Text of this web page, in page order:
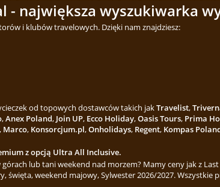
- największa wyszukiwarka
i klubów travelowych. Dzięki nam znajdziesz:
od topowych dostawców takich jakTravelist,
,Anex Poland, Join UP, Ecco Holiday,Oasis Tours, Prima
Marco, Konsorcjum.pl,Onholidays, Regent, Kompas
z opcją Ultra All Inclusive.
lub tani weekend nad morzem? Mamy ceny jak z
święta, weekend majowy, Sylwester 2026/2027.